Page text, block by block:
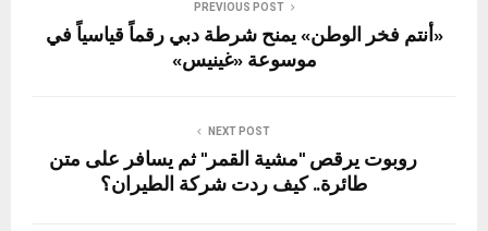
PREVIOUS POST
«أنتم فخر الوطن» يمنح شرطة دبي رقماً قياسياً في
موسوعة «غينيس»
NEXT POST
روبوت يرقص "مشية القمر" ثم يسافر على متن
طائرة.. كيف ردت شركة الطيران؟